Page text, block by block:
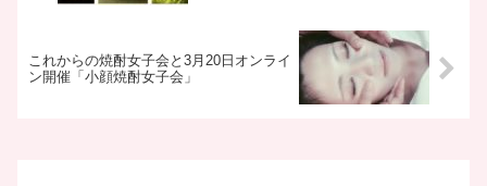
これからの焼酎女子会と3月20日オンライ
ン開催「小顔焼酎女子会」